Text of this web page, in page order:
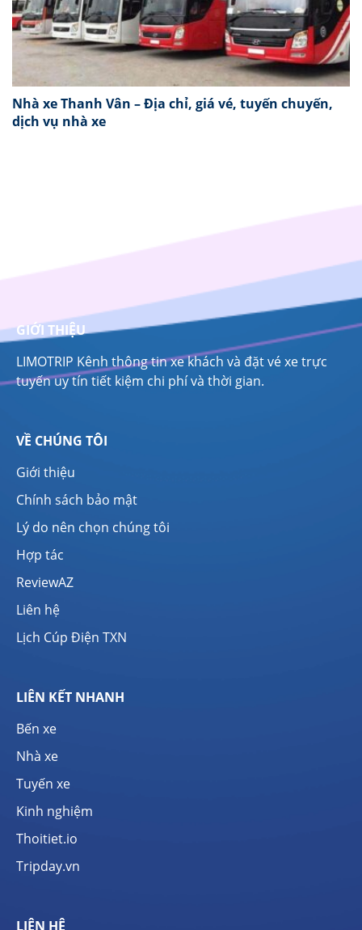
Nhà xe Thanh Vân – Địa chỉ, giá vé, tuyến chuyến,
dịch vụ nhà xe
GIỚI THIỆU
LIMOTRIP Kênh thông tin xe khách và đặt vé xe trực
tuyến uy tín tiết kiệm chi phí và thời gian.
VỀ CHÚNG TÔI
Giới thiệu
Chính sách bảo mật
Lý do nên chọn chúng tôi
Hợp tác
ReviewAZ
Liên hệ
Lịch Cúp Điện TXN
LIÊN KẾT NHANH
Bến xe
Nhà xe
Tuyến xe
Kinh nghiệm
Thoitiet.io
Tripday.vn
LIÊN HỆ